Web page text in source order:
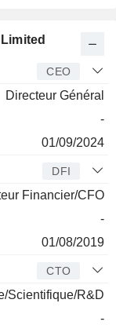
CEO
Directeur Général
-
01/09/2024
DFI
Financier/CFO
-
01/08/2019
CTO
Scientifique/R&D
-